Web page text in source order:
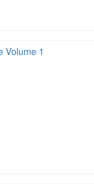
Volume 1